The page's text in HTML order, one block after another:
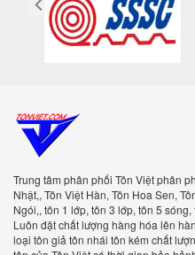
Trung tâm phân phối Tôn Việt phân
Nhật,, Tôn Việt Hàn, Tôn Hoa Sen,
Ngói,, tôn 1 lớp, tôn 3 lớp, tôn 5
Luôn đặt chất lượng hàng hóa lên
loại tôn giả tôn nhái tôn kém chất